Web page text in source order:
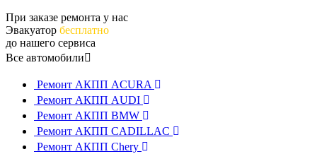
При заказе ремонта у нас
Эвакуатор бесплатно
до нашего сервиса
Все автомобили
Ремонт АКПП ACURA
Ремонт АКПП AUDI
Ремонт АКПП BMW
Ремонт АКПП CADILLAC
Ремонт АКПП Chery